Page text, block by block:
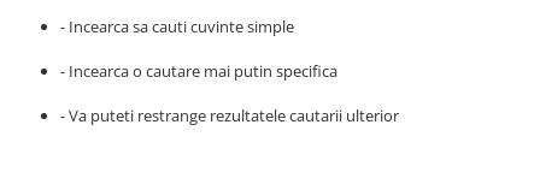
Articole ambalare
- Incearca sa cauti cuvinte simple
- Incearca o cautare mai putin specifica
- Va puteti restrange rezultatele cautarii ulterior